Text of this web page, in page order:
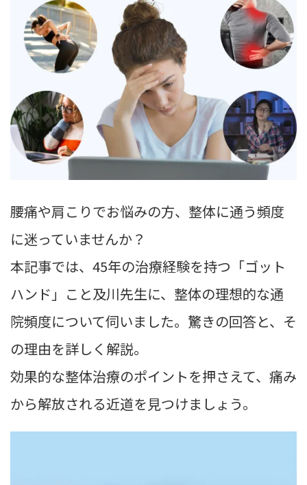
腰痛や肩こりでお悩みの方、整体に通う頻度
に迷っていませんか？
本記事では、45年の治療経験を持つ「ゴット
ハンド」こと及川先生に、整体の理想的な通
院頻度について伺いました。驚きの回答と、そ
の理由を詳しく解説。
効果的な整体治療のポイントを押さえて、痛み
から解放される近道を見つけましょう。